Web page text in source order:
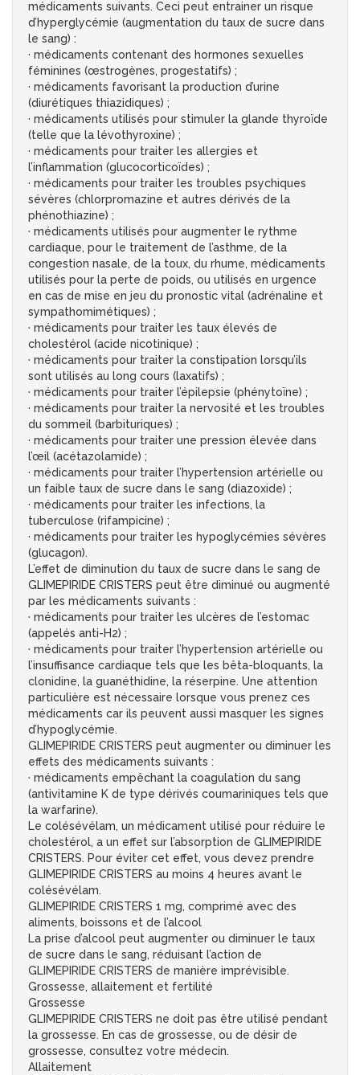
médicaments suivants. Ceci peut entrainer un risque
d’hyperglycémie (augmentation du taux de sucre dans
le sang) :
· médicaments contenant des hormones sexuelles
féminines (œstrogènes, progestatifs) ;
· médicaments favorisant la production d’urine
(diurétiques thiazidiques) ;
· médicaments utilisés pour stimuler la glande thyroïde
(telle que la lévothyroxine) ;
· médicaments pour traiter les allergies et
l’inflammation (glucocorticoïdes) ;
· médicaments pour traiter les troubles psychiques
sévères (chlorpromazine et autres dérivés de la
phénothiazine) ;
· médicaments utilisés pour augmenter le rythme
cardiaque, pour le traitement de l’asthme, de la
congestion nasale, de la toux, du rhume, médicaments
utilisés pour la perte de poids, ou utilisés en urgence
en cas de mise en jeu du pronostic vital (adrénaline et
sympathomimétiques) ;
· médicaments pour traiter les taux élevés de
cholestérol (acide nicotinique) ;
· médicaments pour traiter la constipation lorsqu’ils
sont utilisés au long cours (laxatifs) ;
· médicaments pour traiter l’épilepsie (phénytoïne) ;
· médicaments pour traiter la nervosité et les troubles
du sommeil (barbituriques) ;
· médicaments pour traiter une pression élevée dans
l’œil (acétazolamide) ;
· médicaments pour traiter l’hypertension artérielle ou
un faible taux de sucre dans le sang (diazoxide) ;
· médicaments pour traiter les infections, la
tuberculose (rifampicine) ;
· médicaments pour traiter les hypoglycémies sévères
(glucagon).
L’effet de diminution du taux de sucre dans le sang de
GLIMEPIRIDE CRISTERS peut être diminué ou augmenté
par les médicaments suivants :
· médicaments pour traiter les ulcères de l’estomac
(appelés anti-H2) ;
· médicaments pour traiter l’hypertension artérielle ou
l’insuffisance cardiaque tels que les bêta-bloquants, la
clonidine, la guanéthidine, la réserpine. Une attention
particulière est nécessaire lorsque vous prenez ces
médicaments car ils peuvent aussi masquer les signes
d’hypoglycémie.
GLIMEPIRIDE CRISTERS peut augmenter ou diminuer les
effets des médicaments suivants :
· médicaments empêchant la coagulation du sang
(antivitamine K de type dérivés coumariniques tels que
la warfarine).
Le colésévélam, un médicament utilisé pour réduire le
cholestérol, a un effet sur l’absorption de GLIMEPIRIDE
CRISTERS. Pour éviter cet effet, vous devez prendre
GLIMEPIRIDE CRISTERS au moins 4 heures avant le
colésévélam.
GLIMEPIRIDE CRISTERS 1 mg, comprimé avec des
aliments, boissons et de l’alcool
La prise d’alcool peut augmenter ou diminuer le taux
de sucre dans le sang, réduisant l’action de
GLIMEPIRIDE CRISTERS de manière imprévisible.
Grossesse, allaitement et fertilité
Grossesse
GLIMEPIRIDE CRISTERS ne doit pas être utilisé pendant
la grossesse. En cas de grossesse, ou de désir de
grossesse, consultez votre médecin.
Allaitement